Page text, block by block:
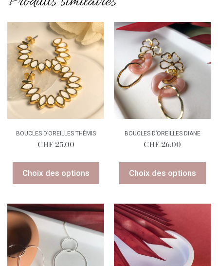
BOUCLES D’OREILLES THÉMIS
CHF25.00
Choix des options
BOUCLES D’OREILLES DIANE
CHF 26.00
Choix des options